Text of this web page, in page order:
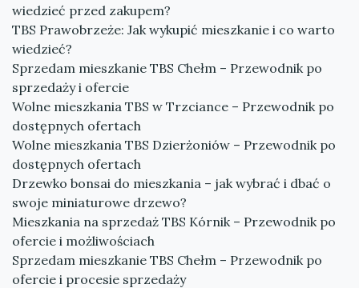
wiedzieć przed zakupem?
TBS Prawobrzeże: Jak wykupić mieszkanie i co warto
wiedzieć?
Sprzedam mieszkanie TBS Chełm – Przewodnik po
sprzedaży i ofercie
Wolne mieszkania TBS w Trzciance – Przewodnik po
dostępnych ofertach
Wolne mieszkania TBS Dzierżoniów – Przewodnik po
dostępnych ofertach
Drzewko bonsai do mieszkania – jak wybrać i dbać o
swoje miniaturowe drzewo?
Mieszkania na sprzedaż TBS Kórnik – Przewodnik po
ofercie i możliwościach
Sprzedam mieszkanie TBS Chełm – Przewodnik po
ofercie i procesie sprzedaży